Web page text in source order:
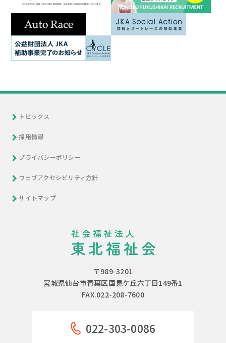
トピックス
採用情報
プライバシーポリシー
ウェブアクセシビリティ方針
サイトマップ
〒989-3201
宮城県仙台市青葉区国見ケ丘六丁目149番1
FAX.022-208-7600
022-303-0086